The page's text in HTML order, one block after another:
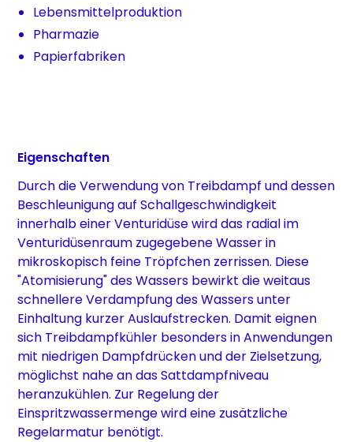
Lebensmittelproduktion
Pharmazie
Papierfabriken
Eigenschaften
Durch die Verwendung von Treibdampf und dessen
Beschleunigung auf Schallgeschwindigkeit
innerhalb einer Venturidüse wird das radial im
Venturidüsenraum zugegebene Wasser in
mikroskopisch feine Tröpfchen zerrissen. Diese
"Atomisierung" des Wassers bewirkt die weitaus
schnellere Verdampfung des Wassers unter
Einhaltung kurzer Auslaufstrecken. Damit eignen
sich Treibdampfkühler besonders in Anwendungen
mit niedrigen Dampfdrücken und der Zielsetzung,
möglichst nahe an das Sattdampfniveau
heranzukühlen. Zur Regelung der
Einspritzwassermenge wird eine zusätzliche
Regelarmatur benötigt.